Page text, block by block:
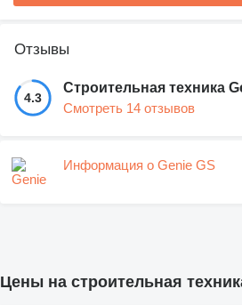
Отзывы
4.3
Строительная техника
Смотреть 14 отзывов
Информация о Genie GS
Цены на строительная